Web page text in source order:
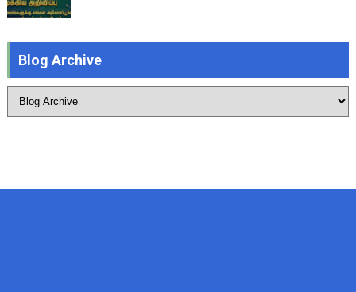
Blog Archive